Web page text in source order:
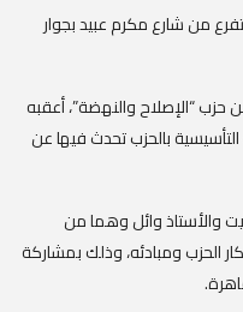
من شارع مكرم عبيد بجوار
حزب “الإصلاح والنهضة”، أعقبه
بالحزب تحدث فيها عن
والأستاذ وائل وهما من
الحزب ومبادئه، وذلك بمشاركة